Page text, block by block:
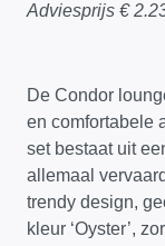
Adviesprijs €
De Condor
en comfortabele
set bestaat uit
allemaal
trendy design,
kleur ‘Oyster’,